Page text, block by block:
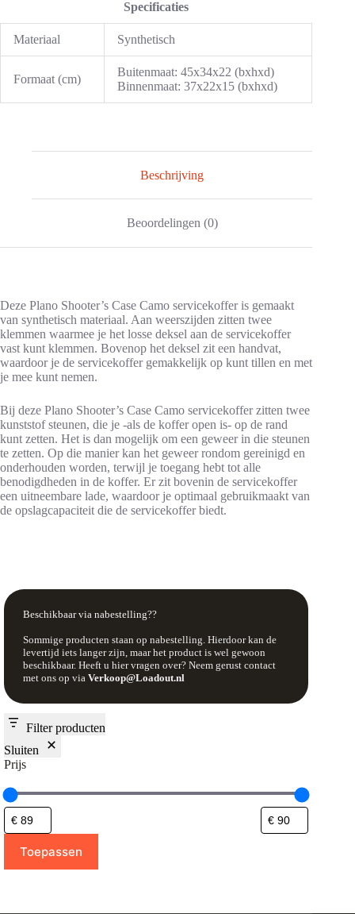
Specificaties
Materiaal Synthetisch
Formaat (cm)
Buitenmaat: 45x34x22 (bxhxd)
Binnenmaat: 37x22x15 (bxhxd)
Beschrijving
Beoordelingen (0)
Deze Plano Shooter’s Case Camo servicekoffer is gemaakt
van synthetisch materiaal. Aan weerszijden zitten twee
klemmen waarmee je het losse deksel aan de servicekoffer
vast kunt klemmen. Bovenop het deksel zit een handvat,
waardoor je de servicekoffer gemakkelijk op kunt tillen en met
je mee kunt nemen.
Bij deze Plano Shooter’s Case Camo servicekoffer zitten twee
kunststof steunen, die je -als de koffer open is- op de rand
kunt zetten. Het is dan mogelijk om een geweer in die steunen
te zetten. Op die manier kan het geweer rondom gereinigd en
onderhouden worden, terwijl je toegang hebt tot alle
benodigdheden in de koffer. Er zit bovenin de servicekoffer
een uitneembare lade, waardoor je optimaal gebruikmaakt van
de opslagcapaciteit die de servicekoffer biedt.
Beschikbaar via nabestelling??
Sommige producten staan op nabestelling. Hierdoor kan de
levertijd iets langer zijn, maar het product is wel gewoon
beschikbaar. Heeft u hier vragen over? Neem gerust contact
met ons op via Verkoop@Loadout.nl
Filter producten
Sluiten
Prijs
Toepassen